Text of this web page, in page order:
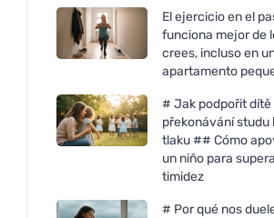
El ejercicio en el
funciona mejor de
crees, incluso en
apartamento
# Jak podpořit dítě
překonávání studu
tlaku ## Cómo
un niño para
timidez
# Por qué nos